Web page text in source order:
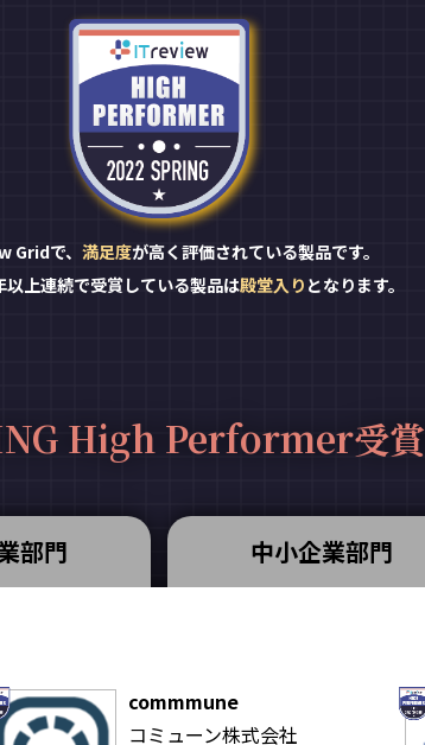
Gridで、 満足度が高く評価されている製品です。
以上連続で受賞している製品は殿堂入り となります。
High Performer受
部門 中小企業部門
commmune
コミューン株式会社